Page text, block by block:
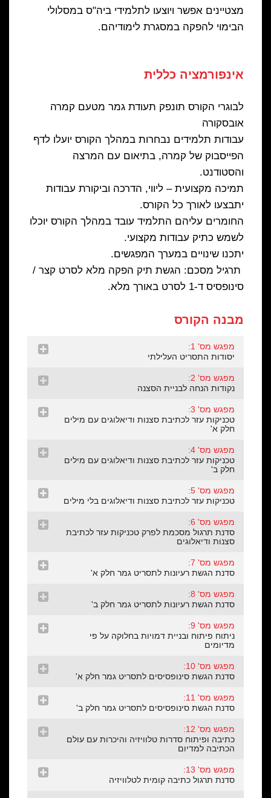
מצטיינים אפשר ויוצעו לתלמידי ביה"ס במסלולי
הבימוי להפקה במסגרת לימודיהם.
אינפורמציה כללית
לבוגרי הקורס תונפק תעודת גמר מטעם קמרה
אובסקורה
עבודות תלמידים נבחרות במהלך הקורס יועלו לדף
הפייסבוק של קמרה, בתיאום עם המרצה
והסטודנט.
תמיכה מקצועית – ליווי, הדרכה וביקורת עבודות
יתבצעו לאורך כל הקורס.
החומרים עליהם התלמיד עובד במהלך הקורס יוכלו
לשמש כתיק עבודות מקצועי.
יתכנו שינויים במערך המפגשים.
תרגיל מסכם: הגשת תיק הפקה מלא לסרט קצר /
סינופסיס ד-1 לסרט באורך מלא.
מבנה הקורס
מפגש מס' 1:
יסודות התסריט העלילתי
מפגש מס' 2:
נקודות הנחה לבניית הסצנה
מפגש מס' 3:
טכניקות עזר לכתיבת סצנות ודיאלוגים עם מילים
חלק א'
מפגש מס' 4:
טכניקות עזר לכתיבת סצנות ודיאלוגים עם מילים
חלק ב'
מפגש מס' 5:
טכניקות עזר לכתיבת סצנות ודיאלוגים בלי מילים
מפגש מס' 6:
סדנת תרגול מסכמת לפרק טכניקות עזר לכתיבת
סצנות ודיאלוגים
מפגש מס' 7:
סדנת הגשת רעיונות לתסריט גמר חלק א'
מפגש מס' 8:
סדנת הגשת רעיונות לתסריט גמר חלק ב'
מפגש מס' 9:
ניתוח פיתוח ובניית דמויות בחלוקה על פי
מדיומים
מפגש מס' 10:
סדנת הגשת סינופסיסים לתסריט גמר חלק א'
מפגש מס' 11:
סדנת הגשת סינופסיסים לתסריט גמר חלק ב'
מפגש מס' 12:
כתיבה ופיתוח סדרות טלוויזיה והיכרות עם עולם
הכתיבה למדיום
מפגש מס' 13:
סדנת תרגול כתיבה קומית לטלוויזיה